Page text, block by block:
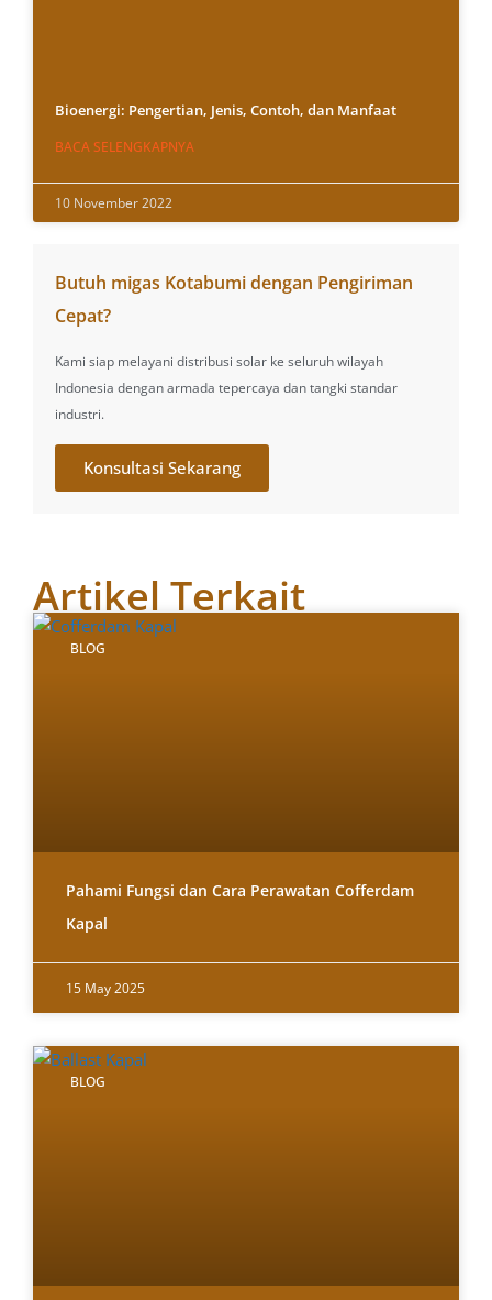
Bioenergi: Pengertian, Jenis, Contoh, dan Manfaat
BACA SELENGKAPNYA
10 November 2022
Butuh migas Kotabumi dengan Pengiriman
Cepat?
Kami siap melayani distribusi solar ke seluruh wilayah
Indonesia dengan armada tepercaya dan tangki standar
industri.
Konsultasi Sekarang
Artikel Terkait
BLOG
Pahami Fungsi dan Cara Perawatan Cofferdam
Kapal
15 May 2025
BLOG